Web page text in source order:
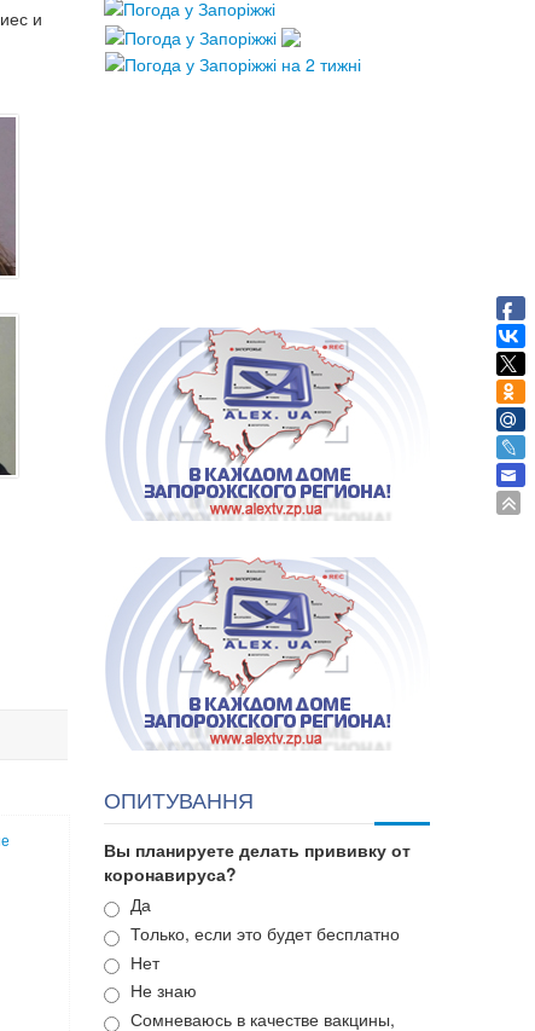
и
ОПИТУВАННЯ
Вы планируете делать прививку от
коронавируса?
Варианты
Да
Только, если это будет бесплатно
Нет
Не знаю
Сомневаюсь в качестве вакцины,